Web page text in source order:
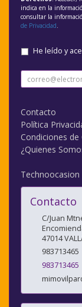
indica en la
consultar la
de Privacidad.
He leído y
Contacto
Política
Condiciones de
¿Quienes
Technoocasion
Contacto
C/Juan
47014
983713465
983713465